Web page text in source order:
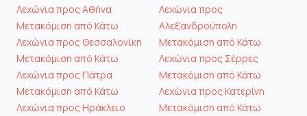
Λεχώνια προς Αθήνα
Μετακόμιση από Κάτω
Λεχώνια προς Θεσσαλονίκη
Μετακόμιση από Κάτω
Λεχώνια προς Πάτρα
Μετακόμιση από Κάτω
Λεχώνια προς Ηράκλειο
Λεχώνια προς
Αλεξανδρούπολη
Μετακόμιση από Κάτω
Λεχώνια προς Σέρρες
Μετακόμιση από Κάτω
Λεχώνια προς Κατερίνη
Μετακόμιση από Κάτω